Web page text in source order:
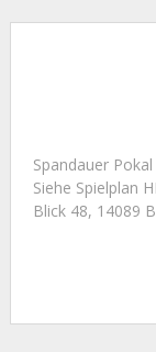
Spandauer Pokal
Siehe Spielplan
Blick 48, 14089